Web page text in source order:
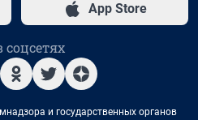
App Store
и государственных органов